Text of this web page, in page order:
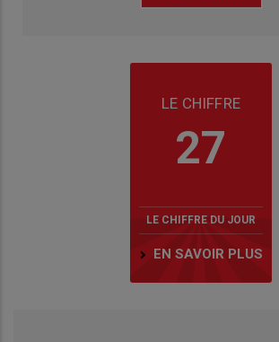
LE CHIFFRE
27
LE CHIFFRE DU JOUR
EN SAVOIR PLUS